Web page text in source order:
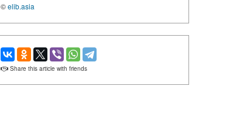
©elib.asia
Share this article with friends